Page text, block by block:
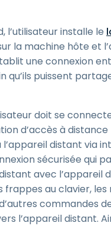
l’utilisateur installe le
la machine hôte et
une connexion
qu’ils puissent
doit se
d’accès à distance
distant via
sécurisée qui
avec l’appareil
frappes au clavier, les
commandes
l’appareil distant.